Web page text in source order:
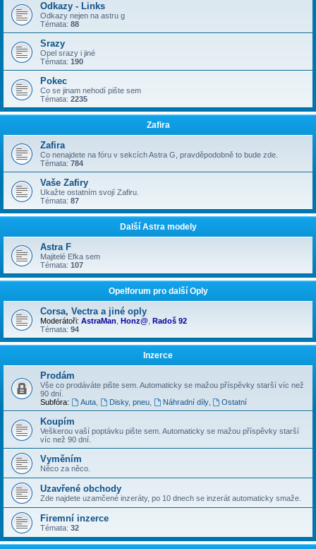
Odkazy - Links
Odkazy nejen na astru g
Témata: 88
Srazy
Opel srazy i jiné
Témata: 190
Pokec
Co se jinam nehodí pište sem
Témata: 2235
Zafira
Zafira
Co nenajdete na fóru v sekcích Astra G, pravděpodobně to bude zde.
Témata: 784
Vaše Zafiry
Ukažte ostatním svojí Zafiru.
Témata: 87
Další Astra modely
Astra F
Majitelé Efka sem
Témata: 107
Opelforum pro další Oply
Corsa, Vectra a jiné oply
Moderátoři: AstraMan Honz@ Radoš 92
Témata: 94
Inzerce
Prodám
Vše co prodáváte pište sem. Automaticky se mažou příspěvky starší víc než
90 dní.
Subfóra:
Auta, Disky, pneu, Náhradní díly, Ostatní
Koupím
Veškerou vaší poptávku pište sem. Automaticky se mažou příspěvky starší
víc než 90 dní.
Vyměním
Něco za něco.
Uzavřené obchody
Zde najdete uzamčené inzeráty, po 10 dnech se inzerát automaticky smaže.
Firemní inzerce
Témata: 32